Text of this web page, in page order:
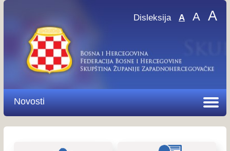
Disleksija A A A
Novosti